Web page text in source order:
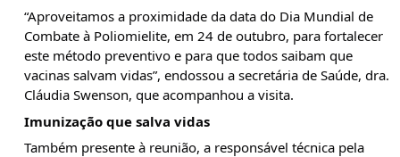
“Aproveitamos a proximidade da data do Dia Mundial de
Combate à Poliomielite, em 24 de outubro, para fortalecer
este método preventivo e para que todos saibam que
vacinas salvam vidas”, endossou a secretária de Saúde, dra.
Cláudia Swenson, que acompanhou a visita.
Imunização que salva vidas
Também presente à reunião, a responsável técnica pela